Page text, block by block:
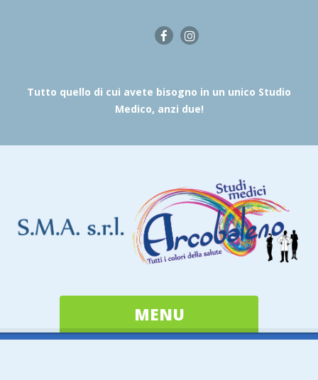
Tutto quello di cui avete bisogno in un unico Studio
Medico, anzi due!
MENU